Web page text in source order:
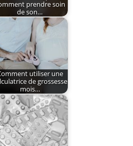
prendre soin
de son…
utiliser une
de grossesse
mois…